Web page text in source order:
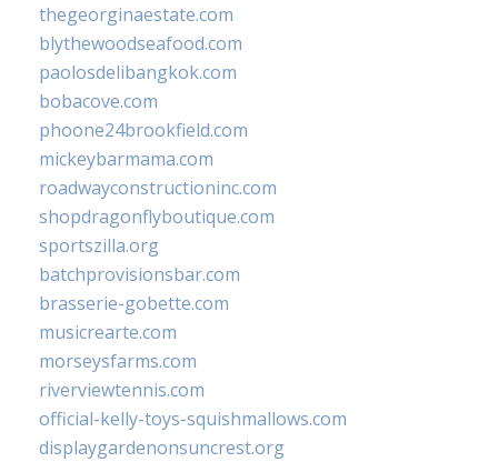
thegeorginaestate.com
blythewoodseafood.com
paolosdelibangkok.com
bobacove.com
phoone24brookfield.com
mickeybarmama.com
roadwayconstructioninc.com
shopdragonflyboutique.com
sportszilla.org
batchprovisionsbar.com
brasserie-gobette.com
musicrearte.com
morseysfarms.com
riverviewtennis.com
official-kelly-toys-squishmallows.com
displaygardenonsuncrest.org